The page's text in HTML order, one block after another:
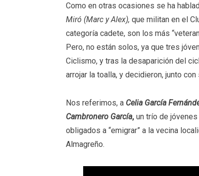
Como en otras ocasiones se ha
Miró (Marc y Alex), que militan en el
categoría cadete, son los más
Pero, no están solos, ya que tres
Ciclismo, y tras la desaparición del
arrojar la toalla, y decidieron, junto
Nos referimos, a Celia García
Cambronero García, un trío de
obligados a “emigrar” a la vecina
Almagreño.